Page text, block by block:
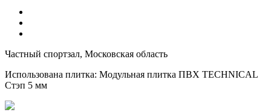
Частный спортзал, Московская область
Использована плитка: Модульная плитка ПВХ TECHNICAL
Стэп 5 мм